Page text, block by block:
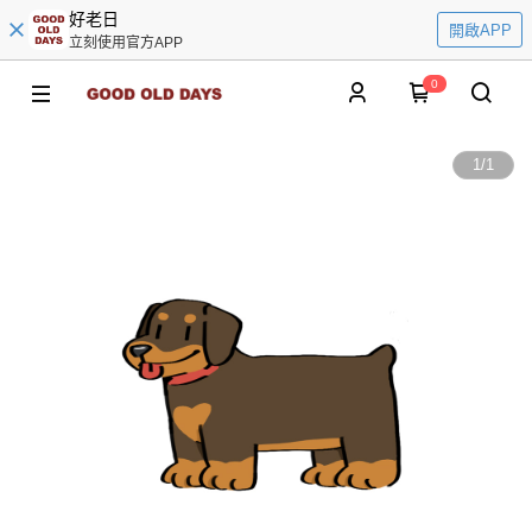
好老日
立刻使用官方APP
開啟APP
0
1/1